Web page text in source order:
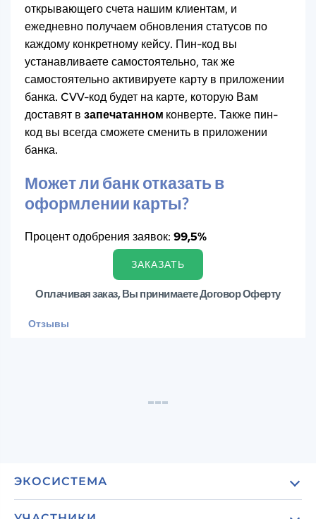
открывающего счета нашим клиентам, и
ежедневно получаем обновления статусов по
каждому конкретному кейсу. Пин-код вы
устанавливаете самостоятельно, так же
самостоятельно активируете карту в приложении
банка. CVV-код будет на карте, которую Вам
доставят в запечатанном конверте. Также пин-
код вы всегда сможете сменить в приложении
банка.
Может ли банк отказать в
оформлении карты?
Процент одобрения заявок: 99,5%
ЗАКАЗАТЬ
Оплачивая заказ, Вы принимаете Договор Оферту
Отзывы
ЭКОСИСТЕМА